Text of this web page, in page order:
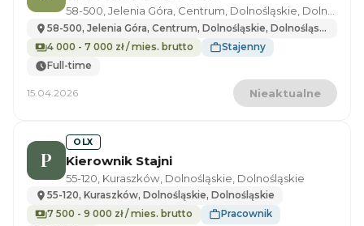
58-500, Jelenia Góra, Centrum, Dolnośląskie, Dolnośląskie
58-500, Jelenia Góra, Centrum, Dolnośląskie, Dolnośląskie
4 000 - 7 000 zł / mies. brutto
Stajenny
Full-time
15.04.2026 Nieaktualne
P
OLX
Kierownik Stajni
55-120, Kuraszków, Dolnośląskie, Dolnośląskie
55-120, Kuraszków, Dolnośląskie, Dolnośląskie
7 500 - 9 000 zł / mies. brutto
Pracownik